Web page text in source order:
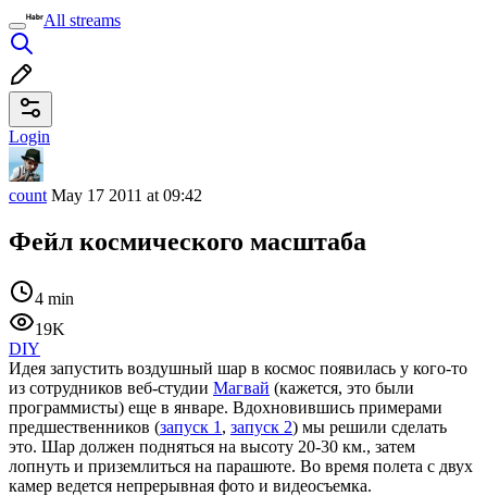
All streams
Login
count May 17 2011 at 09:42
Фейл космического масштаба
4 min
19K
DIY
Идея запустить воздушный шар в космос появилась у кого-то
из сотрудников веб-студии Магвай (кажется, это были
программисты) еще в январе. Вдохновившись примерами
предшественников (запуск 1 , запуск 2) мы решили сделать
это. Шар должен подняться на высоту 20-30 км., затем
лопнуть и приземлиться на парашюте. Во время полета с двух
камер ведется непрерывная фото и видеосъемка.